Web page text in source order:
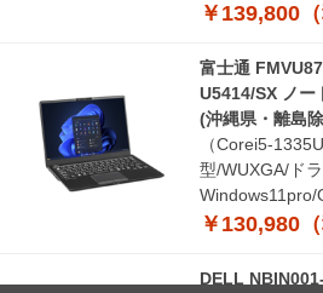
￥139,800（
富士通
U5414/SX ノー
(沖縄県・離島
（Corei5-
型/WUXGA/ド
Windows11pro/
￥130,980（
DELL